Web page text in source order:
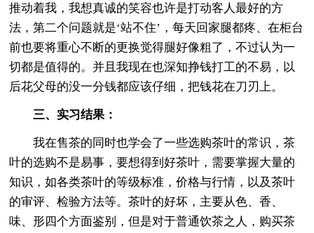
推动着我，我想真诚的笑容也许是打动客人最好的方
法，第二个问题就是‘站不住’，每天回家腿都疼、在柜台
前也要将重心不断的更换觉得腿好像粗了，不过认为一
切都是值得的。并且我现在也深知挣钱打工的不易，以
后花父母的没一分钱都应该仔细，把钱花在刀刃上。
三、实习结果：
我在售茶的同时也学会了一些选购茶叶的常识，茶
叶的选购不是易事，要想得到好茶叶，需要掌握大量的
知识，如各类茶叶的等级标准，价格与行情，以及茶叶
的审评、检验方法等。茶叶的好坏，主要从色、香、
味、形四个方面鉴别，但是对于普通饮茶之人，购买茶